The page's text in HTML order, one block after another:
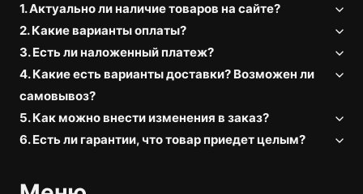
1. Актуально ли наличие товаров на сайте?
2. Какие варианты оплаты?
3. Есть ли наложенный платеж?
4. Какие есть варианты доставки? Возможен ли
самовывоз?
5. Как можно внести изменения в заказ?
6. Есть ли гарантии, что товар приедет целым?